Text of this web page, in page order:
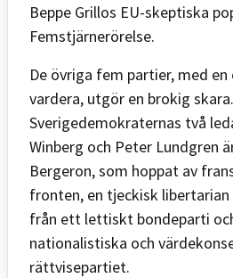
Beppe Grillos EU-skeptiska
Femstjärnerörelse.
De övriga fem partier, med
vardera, utgör en brokig
Sverigedemokraternas två
Winberg och Peter Lundgren
Bergeron, som hoppat av
fronten, en tjeckisk
från ett lettiskt bondeparti
nationalistiska och
rättvisepartiet.